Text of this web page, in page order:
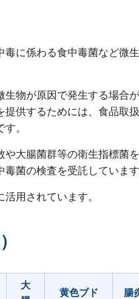
に係わる食中毒菌など微
物が原因で発生する場合
供するためには、食品取
。
や大腸菌群等の衛生指標菌
菌の検査を受託しています
用されています。
大
黄色ブド
腸